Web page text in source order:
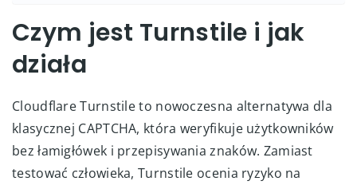
Czym jest Turnstile i jak
działa
Cloudflare Turnstile to nowoczesna alternatywa dla
klasycznej CAPTCHA, która weryfikuje użytkowników
bez łamigłówek i przepisywania znaków. Zamiast
testować człowieka, Turnstile ocenia ryzyko na